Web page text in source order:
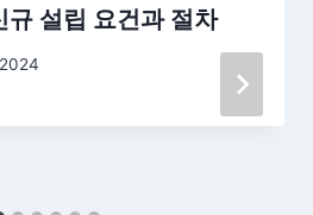
규 설립 요건과 절차